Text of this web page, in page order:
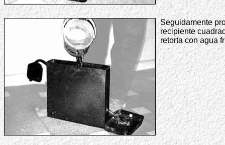
Seguidamente
recipiente
retorta con agua